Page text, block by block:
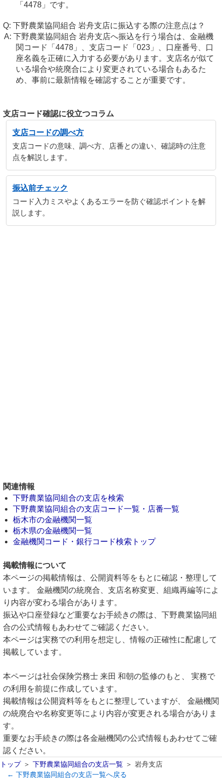
「4478」です。
下野農業協同組合 岩舟支店に振込する際の注意点は？
下野農業協同組合 岩舟支店へ振込を行う場合は、金融機
関コード「4478」、支店コード「023」、口座番号、口
座名義を正確に入力する必要があります。支店名が似て
いる場合や統廃合により変更されている場合もあるた
め、事前に最新情報を確認することが重要です。
支店コード確認に役立つコラム
支店コードの調べ方
支店コードの意味、調べ方、店番との違い、確認時の注意
点を解説します。
振込前チェック
コード入力ミスやよくあるエラーを防ぐ確認ポイントを解
説します。
関連情報
下野農業協同組合の支店を検索
下野農業協同組合の支店コード一覧・店番一覧
栃木市の金融機関一覧
栃木県の金融機関一覧
金融機関コード・銀行コード検索トップ
掲載情報について
本ページの掲載情報は、公開資料等をもとに確認・整理して
います。 金融機関の統廃合、支店名称変更、組織再編等によ
り内容が変わる場合があります。
振込や口座登録など重要なお手続きの際は、下野農業協同組
合の公式情報もあわせてご確認ください。
本ページは実務での利用を想定し、情報の正確性に配慮して
掲載しています。
本ページは社会保険労務士 来田 和朝の監修のもと、 実務で
の利用を前提に作成しています。
掲載情報は公開資料等をもとに整理していますが、 金融機関
の統廃合や名称変更等により内容が変更される場合がありま
す。
重要なお手続きの際は各金融機関の公式情報もあわせてご確
認ください。
トップ 下野農業協同組合の支店一覧
岩舟支店
← 下野農業協同組合の支店一覧へ戻る